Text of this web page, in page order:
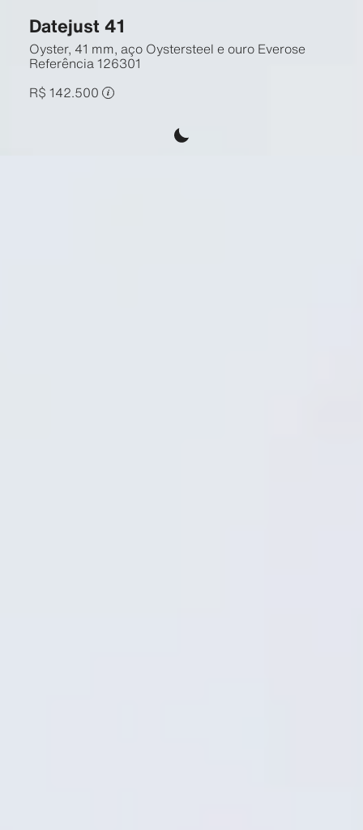
Datejust 41
Oyster, 41 mm, aço Oystersteel e ouro Everose
Referência126301
R$ 142.500